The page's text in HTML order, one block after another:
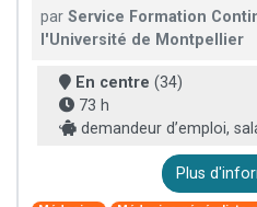
par Service Formation
l'Université de Montpellier
En centre (34)
73 h
demandeur d’emploi,
Plus